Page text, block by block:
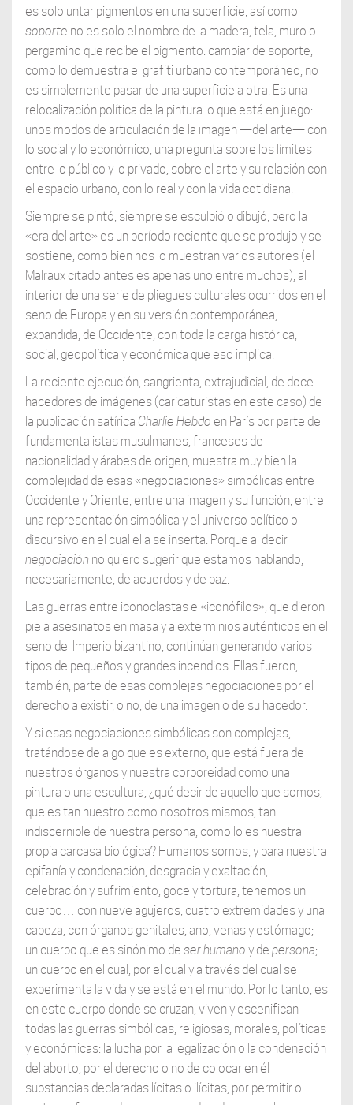
es solo untar pigmentos en una superficie, así como
soporte no es solo el nombre de la madera, tela, muro o
pergamino que recibe el pigmento: cambiar de soporte,
como lo demuestra el grafiti urbano contemporáneo, no
es simplemente pasar de una superficie a otra. Es una
relocalización política de la pintura lo que está en juego:
unos modos de articulación de la imagen —del arte— con
lo social y lo económico, una pregunta sobre los límites
entre lo público y lo privado, sobre el arte y su relación con
el espacio urbano, con lo real y con la vida cotidiana.
Siempre se pintó, siempre se esculpió o dibujó, pero la
«era del arte» es un período reciente que se produjo y se
sostiene, como bien nos lo muestran varios autores (el
Malraux citado antes es apenas uno entre muchos), al
interior de una serie de pliegues culturales ocurridos en el
seno de Europa y en su versión contemporánea,
expandida, de Occidente, con toda la carga histórica,
social, geopolítica y económica que eso implica.
La reciente ejecución, sangrienta, extrajudicial, de doce
hacedores de imágenes (caricaturistas en este caso) de
la publicación satírica Charlie Hebdo en París por parte de
fundamentalistas musulmanes, franceses de
nacionalidad y árabes de origen, muestra muy bien la
complejidad de esas «negociaciones» simbólicas entre
Occidente y Oriente, entre una imagen y su función, entre
una representación simbólica y el universo político o
discursivo en el cual ella se inserta. Porque al decir
negociación no quiero sugerir que estamos hablando,
necesariamente, de acuerdos y de paz.
Las guerras entre iconoclastas e «iconófilos», que dieron
pie a asesinatos en masa y a exterminios auténticos en el
seno del Imperio bizantino, continúan generando varios
tipos de pequeños y grandes incendios. Ellas fueron,
también, parte de esas complejas negociaciones por el
derecho a existir, o no, de una imagen o de su hacedor.
Y si esas negociaciones simbólicas son complejas,
tratándose de algo que es externo, que está fuera de
nuestros órganos y nuestra corporeidad como una
pintura o una escultura, ¿qué decir de aquello que somos,
que es tan nuestro como nosotros mismos, tan
indiscernible de nuestra persona, como lo es nuestra
propia carcasa biológica? Humanos somos, y para nuestra
epifanía y condenación, desgracia y exaltación,
celebración y sufrimiento, goce y tortura, tenemos un
cuerpo… con nueve agujeros, cuatro extremidades y una
cabeza, con órganos genitales, ano, venas y estómago;
un cuerpo que es sinónimo de ser humano y de persona;
un cuerpo en el cual, por el cual y a través del cual se
experimenta la vida y se está en el mundo. Por lo tanto, es
en este cuerpo donde se cruzan, viven y escenifican
todas las guerras simbólicas, religiosas, morales, políticas
y económicas: la lucha por la legalización o la condenación
del aborto, por el derecho o no de colocar en él
substancias declaradas lícitas o ilícitas, por permitir o